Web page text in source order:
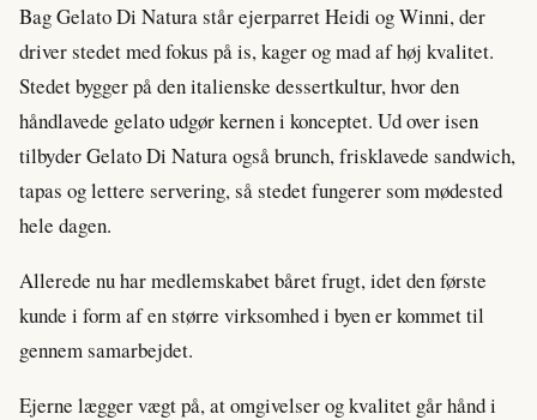
Bag Gelato Di Natura står ejerparret Heidi og Winni, der
driver stedet med fokus på is, kager og mad af høj kvalitet.
Stedet bygger på den italienske dessertkultur, hvor den
håndlavede gelato udgør kernen i konceptet. Ud over isen
tilbyder Gelato Di Natura også brunch, frisklavede sandwich,
tapas og lettere servering, så stedet fungerer som mødested
hele dagen.
Allerede nu har medlemskabet båret frugt, idet den første
kunde i form af en større virksomhed i byen er kommet til
gennem samarbejdet.
Ejerne lægger vægt på, at omgivelser og kvalitet går hånd i